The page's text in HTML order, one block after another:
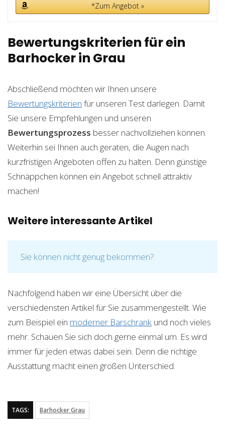
*Zum Angebot »
Bewertungskriterien für ein
Barhocker in Grau
Abschließend möchten wir Ihnen unsere
Bewertungskriterien für unseren Test darlegen. Damit
Sie unsere Empfehlungen und unseren
Bewertungsprozess besser nachvollziehen können.
Weiterhin sei Ihnen auch geraten, die Augen nach
kurzfristigen Angeboten offen zu halten. Denn günstige
Schnäppchen können ein Angebot schnell attraktiv
machen!
Weitere interessante Artikel
Sie können nicht genug bekommen?
Nachfolgend haben wir eine Übersicht über die
verschiedensten Artikel für Sie zusammengestellt. Wie
zum Beispiel ein moderner Barschrank und noch vieles
mehr. Schauen Sie sich doch gerne einmal um. Es wird
immer für jeden etwas dabei sein. Denn die richtige
Ausstattung macht einen großen Unterschied.
TAGS: Barhocker Grau